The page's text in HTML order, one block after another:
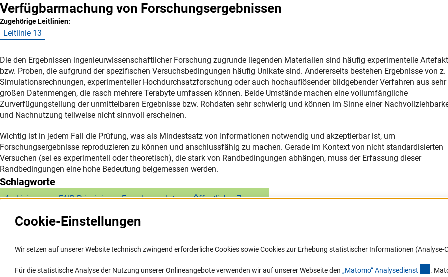
Verfügbarmachung von Forschungsergebnissen
Zugehörige Leitlinien:
Leitlinie 13
Die den Ergebnissen ingenieurwissenschaftlicher Forschung zugrunde liegenden Materialien sind häufig experimentelle
bzw. Proben, die aufgrund der spezifischen Versuchsbedingungen häufig Unikate sind. Andererseits bestehen Ergebnisse von z.
Simulationsrechnungen, experimenteller Hochdurchsatzforschung oder auch hochauflösender bildgebender Verfahren aus sehr
großen Datenmengen, die rasch mehrere Terabyte umfassen können. Beide Umstände machen eine vollumfängliche
Zurverfügungstellung der unmittelbaren Ergebnisse bzw. Rohdaten sehr schwierig und können im Sinne einer
und Nachnutzung teilweise nicht sinnvoll erscheinen.
Wichtig ist in jedem Fall die Prüfung, was als Mindestsatz von Informationen notwendig und akzeptierbar ist, um
Forschungsergebnisse reproduzieren zu können und anschlussfähig zu machen. Gerade im Kontext von nicht standardisierten
Versuchen (sei es experimentell oder theoretisch), die stark von Randbedingungen abhängen, muss der Erfassung dieser
Randbedingungen eine hohe Bedeutung beigemessen werden.
Schlagworte
Archivierung FAIR-Prinzipien Forschungsdaten Öffentlicher Zugang
Cookie-Einstellungen
Wir setzen auf unserer Website technisch zwingend erforderliche Cookies sowie Cookies zur Erhebung statistischer Informationen (Analyse-
Für die statistische Analyse der Nutzung unserer Onlineangebote verwenden wir auf unserer Webseite den „Matomo“ Analysedienst
.